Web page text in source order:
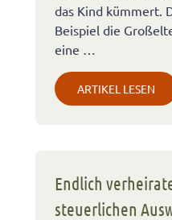
das Kind kümmert.
Beispiel die
eine …
ARTIKEL LESEN
Endlich
steuerlichen